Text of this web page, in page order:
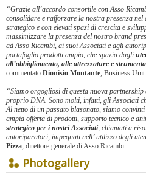
“Grazie all’accordo consortile con Asso
consolidare e rafforzare la nostra presenza nel
strategico e con elevati spazi di crescita e
massimizzare la presenza del nostro brand
ad Asso Ricambi, ai suoi Associati e agli
portafoglio prodotti ampio, che spazia dagli
all’abbigliamento, alle attrezzature e
commentato Dionisio Montante, Business
“Siamo orgogliosi di questa nuova partnership
proprio DNA. Sono molti, infatti, gli Associati
Al netto di un passato blasonato, siamo
ampia offerta di prodotti, supporto tecnico e
strategico per i nostri Associati, chiamati a
autoriparatori, impegnati nell’ utilizzo degli
Pizza, direttore generale di Asso Ricambi.
Photogallery